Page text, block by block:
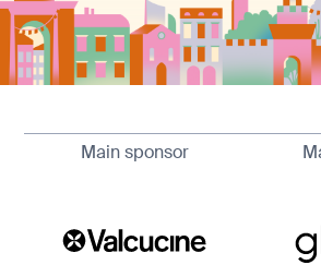
Main sponsor